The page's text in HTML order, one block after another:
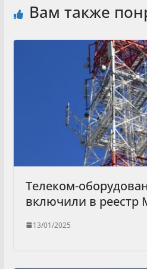
Вам также
Телеком-
включили в реестр
13/01/2025